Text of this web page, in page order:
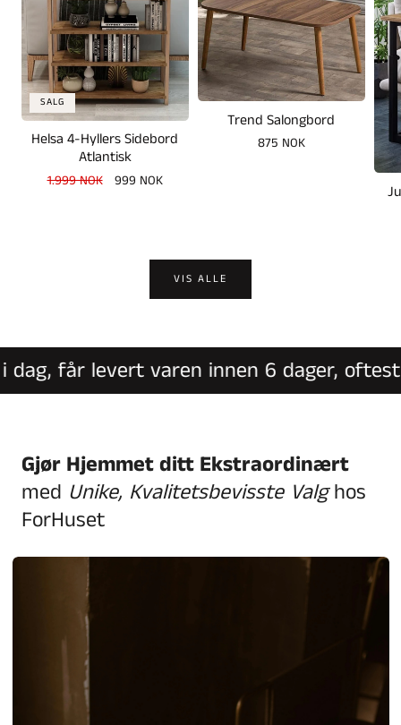
SALG
Helsa 4-Hyllers Sidebord
Atlantisk
Vanlig
1.999 NOK Salgspris
999 NOK
Trend Salongbord
Vanlig
875 NOK
VIS ALLE
får levert varen innen 6 dager, oftest
Gjør Hjemmet ditt Ekstraordinært
med Unike, Kvalitetsbevisste Valghos
ForHuset